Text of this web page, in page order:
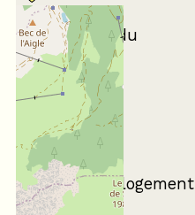
Conformité du
descriptif
Propreté du logement